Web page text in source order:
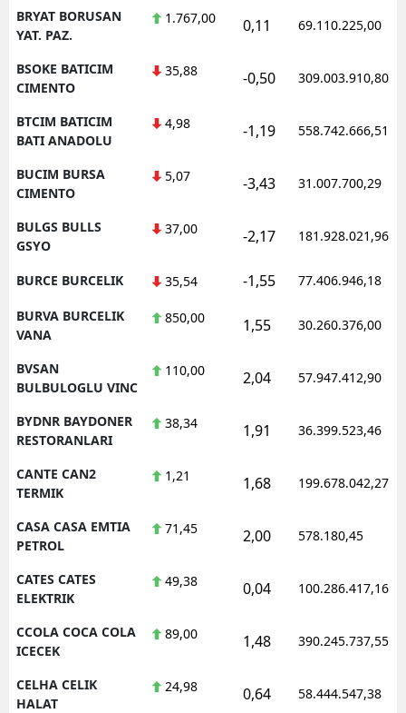
BRYAT BORUSAN
YAT. PAZ.
1.767,00 0,11 69.110.225,00
BSOKE BATICIM
CIMENTO
35,88 -0,50 309.003.910,80
BTCIM BATICIM
BATI ANADOLU
4,98 -1,19 558.742.666,51
BUCIM BURSA
CIMENTO
5,07 -3,43 31.007.700,29
BULGS BULLS
GSYO
37,00 -2,17 181.928.021,96
BURCE BURCELIK 35,54 -1,55 77.406.946,18
BURVA BURCELIK
VANA
850,00 1,55 30.260.376,00
BVSAN
BULBULOGLU VINC
110,00 2,04 57.947.412,90
BYDNR BAYDONER
RESTORANLARI
38,34 1,91 36.399.523,46
CANTE CAN2
TERMIK
1,21 1,68 199.678.042,27
CASA CASA EMTIA
PETROL
71,45 2,00 578.180,45
CATES CATES
ELEKTRIK
49,38 0,04 100.286.417,16
CCOLA COCA COLA
ICECEK
89,00 1,48 390.245.737,55
CELHA CELIK
HALAT
24,98 0,64 58.444.547,38